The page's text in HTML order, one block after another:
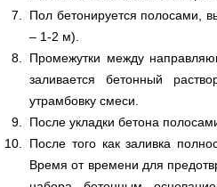
Пол бетонируется полосами,
– 1-2 м).
Промежутки между
заливается бетонный
утрамбовку смеси.
После укладки бетона
После того как заливка
Время от времени для